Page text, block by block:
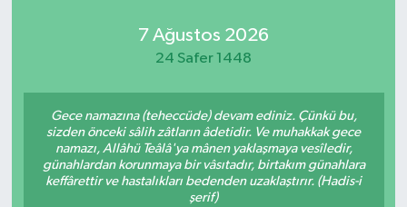
7 Ağustos 2026
24 Safer 1448
Gece namazına (teheccüde) devam ediniz. Çünkü bu,
sizden önceki sâlih zâtların âdetidir. Ve muhakkak gece
namazı, Allâhü Teâlâ'ya mânen yaklaşmaya vesîledir,
günahlardan korunmaya bir vâsıtadır, birtakım günahlara
keffârettir ve hastalıkları bedenden uzaklaştırır. (Hadis-i
şerif)